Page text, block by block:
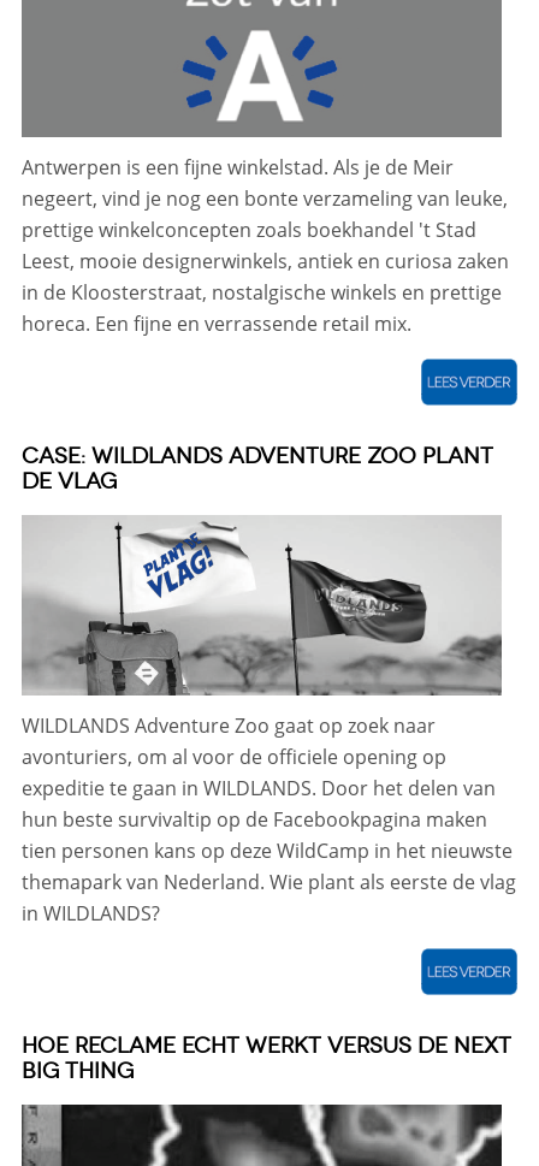
Antwerpen is een fijne winkelstad. Als je de Meir
negeert, vind je nog een bonte verzameling van leuke,
prettige winkelconcepten zoals boekhandel 't Stad
Leest, mooie designerwinkels, antiek en curiosa zaken
in de Kloosterstraat, nostalgische winkels en prettige
horeca. Een fijne en verrassende retail mix.
CASE: WILDLANDS ADVENTURE ZOO PLANT
DE VLAG
WILDLANDS Adventure Zoo gaat op zoek naar
avonturiers, om al voor de officiele opening op
expeditie te gaan in WILDLANDS. Door het delen van
hun beste survivaltip op de Facebookpagina maken
tien personen kans op deze WildCamp in het nieuwste
themapark van Nederland. Wie plant als eerste de vlag
in WILDLANDS?
HOE RECLAME ECHT WERKT VERSUS DE NEXT
BIG THING